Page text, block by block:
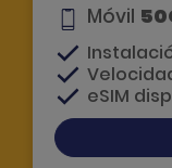
Móvil
eSIM